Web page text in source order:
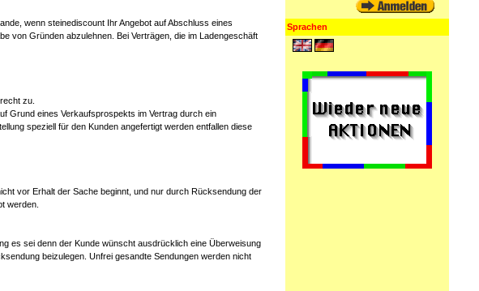
wenn steinediscount Ihr Angebot auf Abschluss eines
von Gründen abzulehnen. Bei Verträgen, die im Ladengeschäft
zu.
Grund eines Verkaufsprospekts im Vertrag durch ein
speziell für den Kunden angefertigt werden entfallen diese
vor Erhalt der Sache beginnt, und nur durch Rücksendung der
werden.
es sei denn der Kunde wünscht ausdrücklich eine Überweisung
beizulegen. Unfrei gesandte Sendungen werden nicht
Sprachen